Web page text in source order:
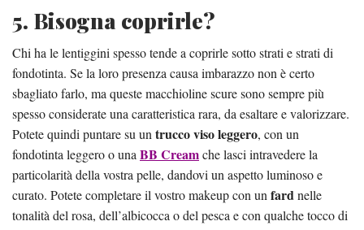
5. Bisogna coprirle?
Chi ha le lentiggini spesso tende a coprirle sotto strati e strati di
fondotinta. Se la loro presenza causa imbarazzo non è certo
sbagliato farlo, ma queste macchioline scure sono sempre più
spesso considerate una caratteristica rara, da esaltare e valorizzare.
Potete quindi puntare su un trucco viso leggero, con un
fondotinta leggero o una BB Creamche lasci intravedere la
particolarità della vostra pelle, dandovi un aspetto luminoso e
curato. Potete completare il vostro makeup con un fardnelle
tonalità del rosa, dell’albicocca o del pesca e con qualche tocco di